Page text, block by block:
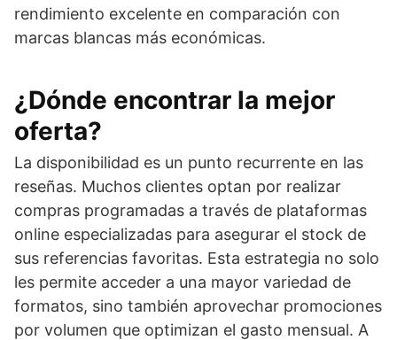
rendimiento excelente en comparación con
marcas blancas más económicas.
¿Dónde encontrar la mejor
oferta?
La disponibilidad es un punto recurrente en las
reseñas. Muchos clientes optan por realizar
compras programadas a través de plataformas
online especializadas para asegurar el stock de
sus referencias favoritas. Esta estrategia no solo
les permite acceder a una mayor variedad de
formatos, sino también aprovechar promociones
por volumen que optimizan el gasto mensual. A